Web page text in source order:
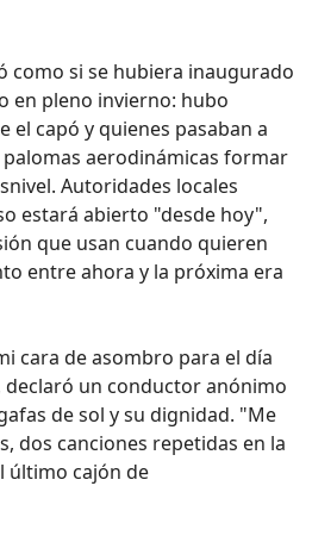
como si se hubiera inaugurado
en pleno invierno: hubo
el capó y quienes pasaban a
aerodinámicas formar
Autoridades locales
estará abierto "desde hoy",
que usan cuando quieren
entre ahora y la próxima era
cara de asombro para el día
un conductor anónimo
de sol y su dignidad. "Me
dos canciones repetidas en la
último cajón de